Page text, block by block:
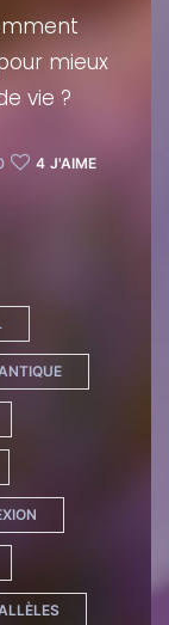
mieux
vie ?
4 J'AIME
ses vies